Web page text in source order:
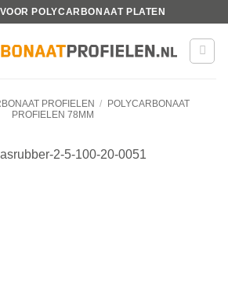
POLYCARBONAAT PLATEN
PROFIELEN /
POLYCARBONAAT
PROFIELEN 78MM